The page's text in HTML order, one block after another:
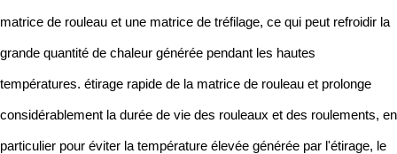
matrice de rouleau et une matrice de tréfilage, ce qui peut refroidir la
grande quantité de chaleur générée pendant les hautes
températures. étirage rapide de la matrice de rouleau et prolonge
considérablement la durée de vie des rouleaux et des roulements, en
particulier pour éviter la température élevée générée par l'étirage, le